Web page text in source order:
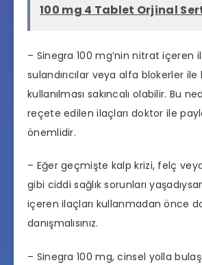
100 mg 4 Tablet Orjinal
– Sinegra 100 mg’nin nitrat içeren
sulandırıcılar veya alfa blokerler ile
kullanılması sakıncalı olabilir. Bu
reçete edilen ilaçları doktor ile
önemlidir.
– Eğer geçmişte kalp krizi, felç
gibi ciddi sağlık sorunları
içeren ilaçları kullanmadan önce
danışmalısınız.
– Sinegra 100 mg, cinsel yolla